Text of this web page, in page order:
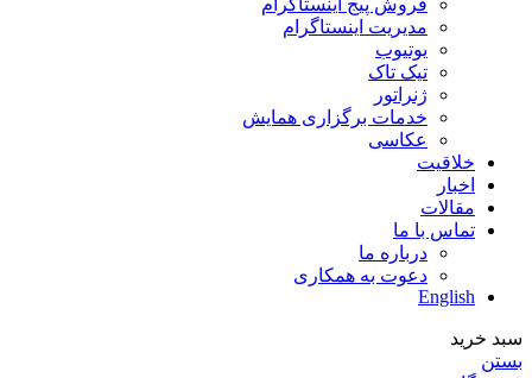
فروش پیج اینستاگرام
مدیریت اینستاگرام
یوتیوب
تیک تاک
ژنراتور
خدمات برگزاری همایش
عکاسی
خلاقیت
اخبار
مقالات
تماس با ما
درباره ما
دعوت به همکاری
English
سبد خرید
بستن